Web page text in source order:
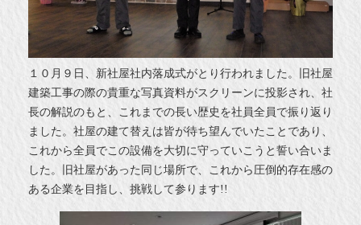
１０月９日、新社屋社内落成式がとり行われました。旧社屋
建築工事の際の貴重な写真資料がスクリーンに投影され、社
長の解説のもと、これまでの長い歴史を社員全員で振り返り
ました。社屋の建て替えは皆が待ち望んでいたことであり、
これから全員でこの設備を大切に守っていこうと誓い合いま
した。旧社屋があった同じ場所で、これから圧倒的存在感の
ある企業を目指し、挑戦して参ります!!